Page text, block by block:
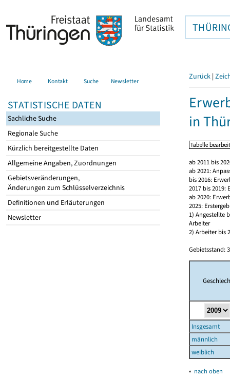
Home Kontakt Suche Newsletter
STATISTISCHE DATEN
Sachliche Suche
Regionale Suche
Kürzlich bereitgestellte Daten
Allgemeine Angaben, Zuordnungen
Gebietsveränderungen,
Änderungen zum Schlüsselverzeichnis
Definitionen und Erläuterungen
Newsletter
Zurück |
in
ab 2011 bis
ab 2021:
bis 2016:
2017 bis
ab 2020:
2025:
1) Angestellte
Arbeiter
2) Arbeiter bis
Gebietsstand:
Insgesamt
männlich
weiblich
▴ nach oben